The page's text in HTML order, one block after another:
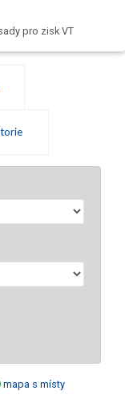
pro zisk VT
mapa s místy